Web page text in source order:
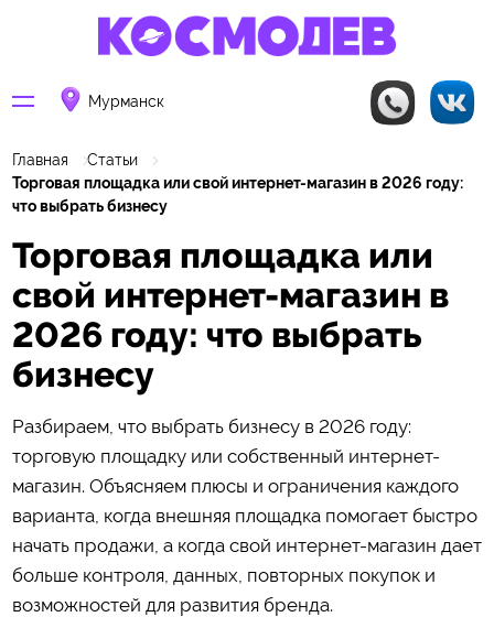
Мурманск
Главная
Статьи
Торговая площадка или свой интернет-магазин в 2026 году:
что выбрать бизнесу
Торговая площадка или
свой интернет-магазин в
2026 году: что выбрать
бизнесу
Разбираем, что выбрать бизнесу в 2026 году:
торговую площадку или собственный интернет-
магазин. Объясняем плюсы и ограничения каждого
варианта, когда внешняя площадка помогает быстро
начать продажи, а когда свой интернет-магазин дает
больше контроля, данных, повторных покупок и
возможностей для развития бренда.